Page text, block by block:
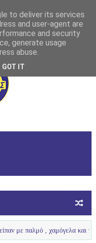
, χαμόγελα και πολύ νερό τα
to deliver its services
and user-agent are
and security
generate usage
abuse.
GOT IT